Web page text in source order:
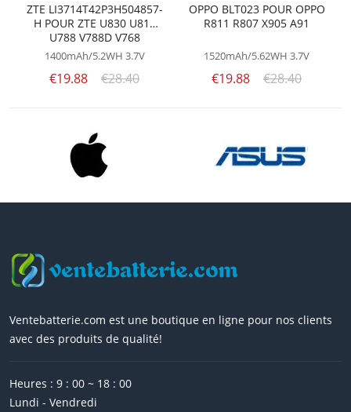
ZTE LI3714T42P3H504857-
H POUR ZTE U830 U812
U788 V788D V768
1400mAh/5.2WH 3.7V
€19.88 €28.40
OPPO BLT023 POUR OPPO
R811 R807 X905 A91
1520mAh/5.62WH 3.7V
€19.88 €28.40
Ventebatterie.com est une boutique en ligne pour nos clients
avec des produits de qualité!
Heures : 9 : 00 ~ 18 : 00
Lundi - Vendredi